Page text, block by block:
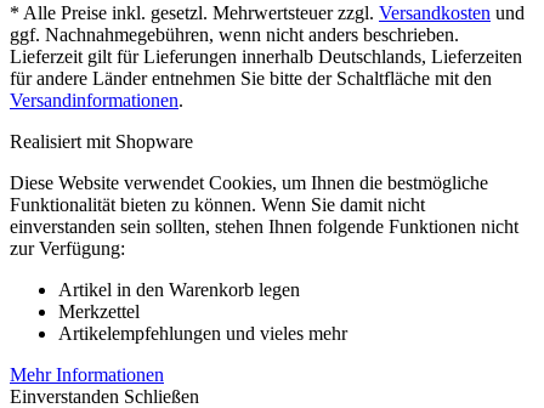
* Alle Preise inkl. gesetzl. Mehrwertsteuer zzgl. Versandkosten und
ggf. Nachnahmegebühren, wenn nicht anders beschrieben.
Lieferzeit gilt für Lieferungen innerhalb Deutschlands, Lieferzeiten
für andere Länder entnehmen Sie bitte der Schaltfläche mit den
Versandinformationen.
Realisiert mit Shopware
Diese Website verwendet Cookies, um Ihnen die bestmögliche
Funktionalität bieten zu können. Wenn Sie damit nicht
einverstanden sein sollten, stehen Ihnen folgende Funktionen nicht
zur Verfügung:
Artikel in den Warenkorb legen
Merkzettel
Artikelempfehlungen und vieles mehr
Mehr Informationen
Einverstanden Schließen